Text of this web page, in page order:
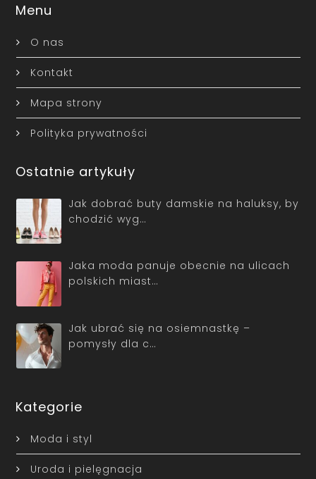
Menu
O nas
Kontakt
Mapa strony
Polityka prywatności
Ostatnie artykuły
Jak dobrać buty damskie na haluksy, by
chodzić wyg…
Jaka moda panuje obecnie na ulicach
polskich miast…
Jak ubrać się na osiemnastkę –
pomysły dla c…
Kategorie
Moda i styl
Uroda i pielęgnacja